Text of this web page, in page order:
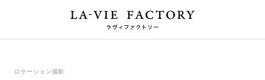
ロケーション撮影